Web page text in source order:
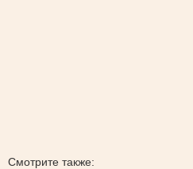
Смотрите также: